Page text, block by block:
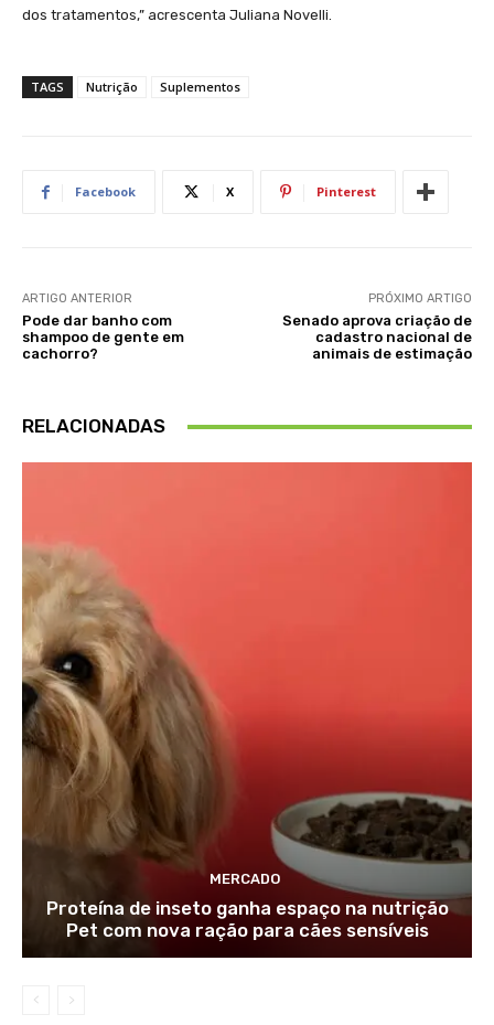
dos tratamentos,” acrescenta Juliana Novelli.
TAGS Nutrição Suplementos
Facebook X Pinterest
ARTIGO ANTERIOR
Pode dar banho com
shampoo de gente em
cachorro?
PRÓXIMO ARTIGO
Senado aprova criação de
cadastro nacional de
animais de estimação
RELACIONADAS
MERCADO
Proteína de inseto ganha espaço na nutrição
Pet com nova ração para cães sensíveis